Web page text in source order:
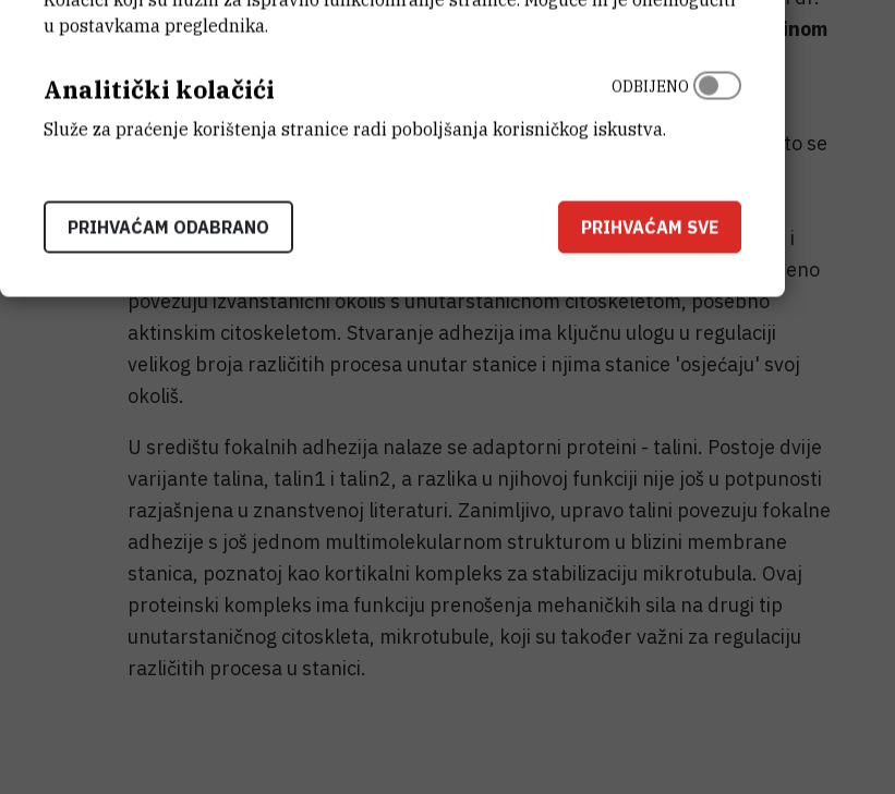
sc. Andreje Ambriović Ristov, udružile su snage s profesorom dr. sc.
Martinom
Manchesteru.
Naime, na površini stanica nalazi se molekula integrin αVβ5 koja, nakon što se
matriks), inicira stvaranje multimolekularnih adhezija koje služe za
prihvaćanje stanice na taj okoliš. Te adhezije se nazivaju fokalne adhezije i
sastoje se od velikog broja različitih proteina, njih 150 do 200, koji usklađeno
povezuju izvanstanični okoliš s unutarstaničnom citoskeletom, posebno
aktinskim citoskeletom. Stvaranje adhezija ima ključnu ulogu u regulaciji
velikog broja različitih procesa unutar stanice i njima stanice 'osjećaju' svoj
okoliš.
U središtu fokalnih adhezija nalaze se adaptorni proteini - talini. Postoje dvije
varijante talina, talin1 i talin2, a razlika u njihovoj funkciji nije još u potpunosti
razjašnjena u znanstvenoj literaturi. Zanimljivo, upravo talini povezuju fokalne
adhezije s još jednom multimolekularnom strukturom u blizini membrane
stanica, poznatoj kao kortikalni kompleks za stabilizaciju mikrotubula. Ovaj
proteinski kompleks ima funkciju prenošenja mehaničkih sila na drugi tip
unutarstaničnog citoskleta, mikrotubule, koji su također važni za regulaciju
različitih procesa u stanici.
u postavkama preglednika.
Analitički kolačići
Služe za praćenje korištenja stranice radi poboljšanja korisničkog iskustva.
ODBIJENO
PRIHVAĆAM ODABRANO PRIHVAĆAM SVE